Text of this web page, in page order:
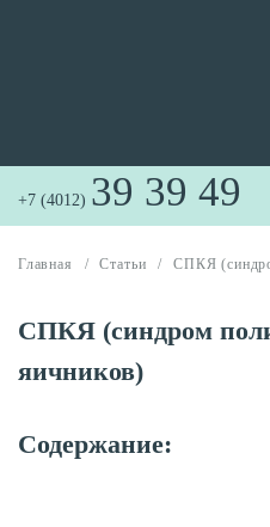
+7 (4012) 39 39 49
Главная / Статьи / СПКЯ
СПКЯ (синдром
яичников)
Содержание: